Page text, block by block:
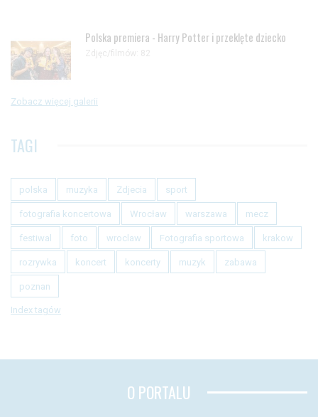
Polska premiera - Harry Potter i przeklęte dziecko
Zdjęc/filmów: 82
Zobacz więcej galerii
TAGI
polska muzyka Zdjecia sport
fotografia koncertowa Wrocław warszawa mecz
festiwal foto wroclaw Fotografia sportowa krakow
rozrywka koncert koncerty muzyk zabawa
poznan
Index tagów
O PORTALU